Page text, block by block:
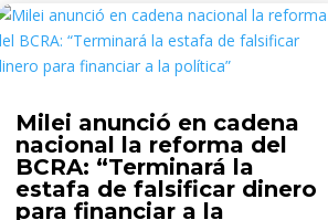
Milei anunció en cadena
nacional la reforma del
BCRA: “Terminará la
estafa de falsificar dinero
para financiar a la